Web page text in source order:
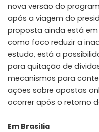
nova versão do
após a viagem do
proposta ainda está
como foco reduzir a
estudo, está a
para quitação de
mecanismos para
ações sobre apostas
ocorrer após o retorno
Em Brasília